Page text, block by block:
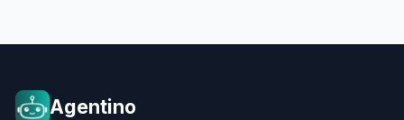
Agentino